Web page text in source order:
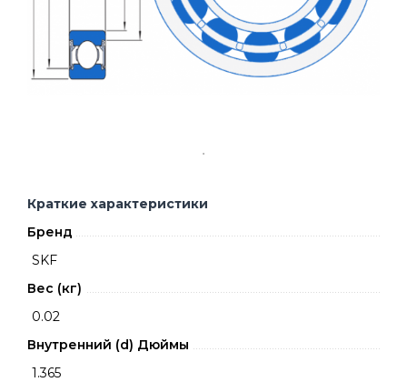
Краткие характеристики
Бренд
SKF
Вес (кг)
0.02
Внутренний (d) Дюймы
1.365